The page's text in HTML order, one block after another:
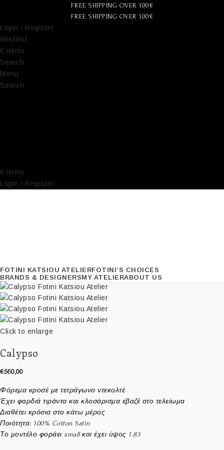
FREE SHIPPING OVER 100€
FREE SHIPPING OVER 100€
Login / Register
Wishlist
0 items
Search
Menu
Search
0 items
Login / Register
FOTINI KATSIOU ATELIERFOTINI’S CHOICES
BRANDS & DESIGNERSMY ATELIERABOUT US
Click to enlarge
Calypso
€560,00
Φόρεμα κροσέ με τετράγωνο ντεκολτέ
Έχει φαρδιά τιράντα και κλοσάρισμα εβαζέ στο τελείωμα
Διαθέτει κρόσια στο κάτω μέρος
Ποιότητα: 100% Cotton Satin
Το μοντέλο φοράει small και έχει ύψος 1.83